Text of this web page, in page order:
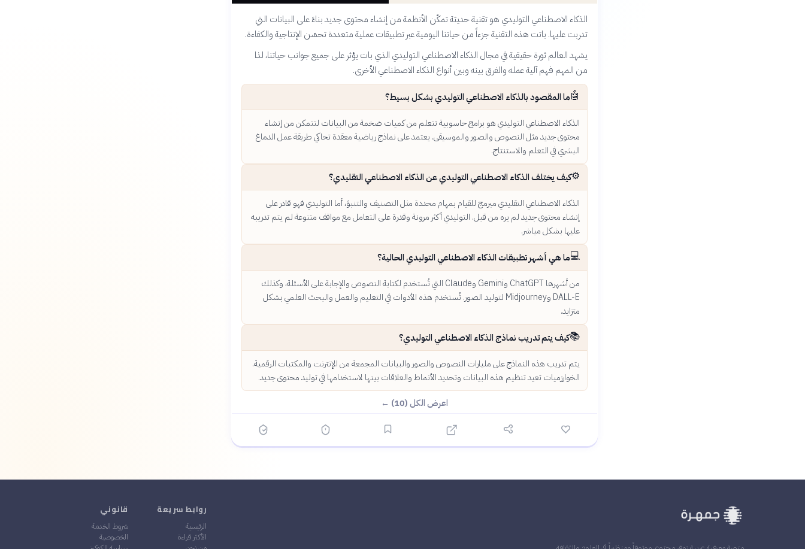
الذكاء الاصطناعي التوليدي هو تقنية حديثة تمكّن الأنظمة من إنشاء محتوى جديد بناءً على البيانات التي
تدربت عليها. باتت هذه التقنية جزءاً من حياتنا اليومية عبر تطبيقات عملية متعددة تحسّن الإنتاجية والكفاءة.
يشهد العالم ثورة حقيقية في مجال الذكاء الاصطناعي التوليدي الذي بات يؤثر على جميع جوانب حياتنا، لذا
من المهم فهم آلية عمله والفرق بينه وبين أنواع الذكاء الاصطناعي الأخرى.
🤖ما المقصود بالذكاء الاصطناعي التوليدي بشكل بسيط؟
الذكاء الاصطناعي التوليدي هو برامج حاسوبية تتعلم من كميات ضخمة من البيانات لتتمكن من إنشاء
محتوى جديد مثل النصوص والصور والموسيقى. يعتمد على نماذج رياضية معقدة تحاكي طريقة عمل الدماغ
البشري في التعلم والاستنتاج.
⚙️كيف يختلف الذكاء الاصطناعي التوليدي عن الذكاء الاصطناعي التقليدي؟
الذكاء الاصطناعي التقليدي مبرمج للقيام بمهام محددة مثل التصنيف والتنبؤ، أما التوليدي فهو قادر على
إنشاء محتوى جديد لم يره من قبل. التوليدي أكثر مرونة وقدرة على التعامل مع مواقف متنوعة لم يتم تدريبه
عليها بشكل مباشر.
💻ما هي أشهر تطبيقات الذكاء الاصطناعي التوليدي الحالية؟
من أشهرها ChatGPT وGemini وClaude التي تُستخدم لكتابة النصوص والإجابة على الأسئلة، وكذلك
DALL-E وMidjourney لتوليد الصور. تُستخدم هذه الأدوات في التعليم والعمل والبحث العلمي بشكل
متزايد.
📚كيف يتم تدريب نماذج الذكاء الاصطناعي التوليدي؟
يتم تدريب هذه النماذج على مليارات النصوص والصور والبيانات المجمعة من الإنترنت والمكتبات الرقمية.
الخوارزميات تعيد تنظيم هذه البيانات وتحديد الأنماط والعلاقات بينها لاستخدامها في توليد محتوى جديد.
اعرض الكل (10) ←
روابط سريعة
الرئيسية
الأكثر قراءة
قانوني
شروط الخدمة
الخصوصية